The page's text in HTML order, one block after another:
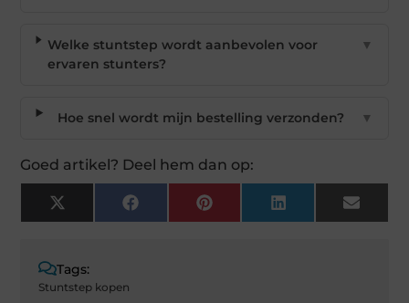
Welke stuntstep wordt aanbevolen voor
ervaren stunters?
▼
Hoe snel wordt mijn bestelling verzonden? ▼
Goed artikel? Deel hem dan op:
X
(Twitter)
Facebook Pinterest LinkedIn Email
Tags:
Stuntstep kopen